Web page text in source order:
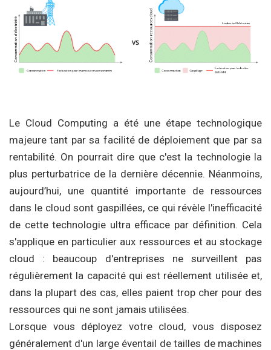
Le Cloud Computing a été une étape technologique
majeure tant par sa facilité de déploiement que par sa
rentabilité. On pourrait dire que c'est la technologie la
plus perturbatrice de la dernière décennie. Néanmoins,
aujourd’hui, une quantité importante de ressources
dans le cloud sont gaspillées, ce qui révèle l'inefficacité
de cette technologie ultra efficace par définition. Cela
s'applique en particulier aux ressources et au stockage
cloud : beaucoup d'entreprises ne surveillent pas
régulièrement la capacité qui est réellement utilisée et,
dans la plupart des cas, elles paient trop cher pour des
ressources qui ne sont jamais utilisées.
Lorsque vous déployez votre cloud, vous disposez
généralement d'un large éventail de tailles de machines